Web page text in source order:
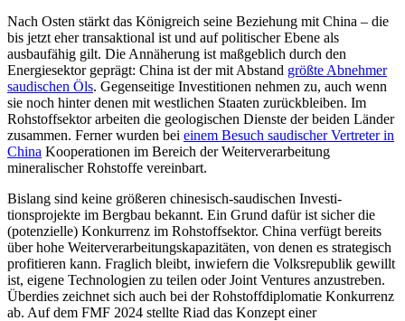
Nach Osten stärkt das Königreich seine Beziehung mit China – die
bis jetzt eher transaktional ist und auf politischer Ebene als
ausbaufähig gilt. Die Annäherung ist maßgeblich durch den
Energiesektor ge­prägt: China ist der mit Abstand größte Abnehmer
saudischen Öls. Gegen­seitige Investitionen nehmen zu, auch wenn
sie noch hinter denen mit westlichen Staaten zurückbleiben. Im
Rohstoffsektor arbeiten die geologischen Dienste der beiden Länder
zusammen. Ferner wur­den bei einem Be­such saudischer Vertreter in
China Koopera­tionen im Bereich der Weiterverarbeitung
mineralischer Roh­stoffe vereinbart.
Bislang sind keine größeren chinesisch-saudischen Investi­
tionsprojekte im Bergbau bekannt. Ein Grund dafür ist sicher die
(potenzielle) Konkurrenz im Rohstoffsektor. China verfügt bereits
über hohe Weiterverarbeitungskapazitäten, von denen es stra­te­gisch
profitieren kann. Fraglich bleibt, in­wiefern die Volksrepublik gewillt
ist, eigene Technologien zu teilen oder Joint Ventures anzustre­ben.
Überdies zeichnet sich auch bei der Rohstoffdiplomatie Konkurrenz
ab. Auf dem FMF 2024 stellte Riad das Konzept einer